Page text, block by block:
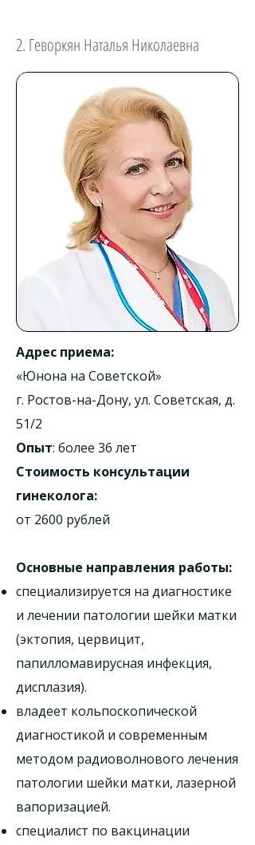
2. Геворкян Наталья Николаевна
Адрес приема:
«Юнона на Советской»
г. Ростов-на-Дону, ул. Советская, д.
51/2
Опыт: более 36 лет
Стоимость консультации
гинеколога:
от 2600 рублей
Основные направления работы:
специализируется на диагностике
и лечении патологии шейки матки
(эктопия, цервицит,
папилломавирусная инфекция,
дисплазия).
владеет кольпоскопической
диагностикой и современным
методом радиоволнового лечения
патологии шейки матки, лазерной
вапоризацией.
специалист по вакцинации